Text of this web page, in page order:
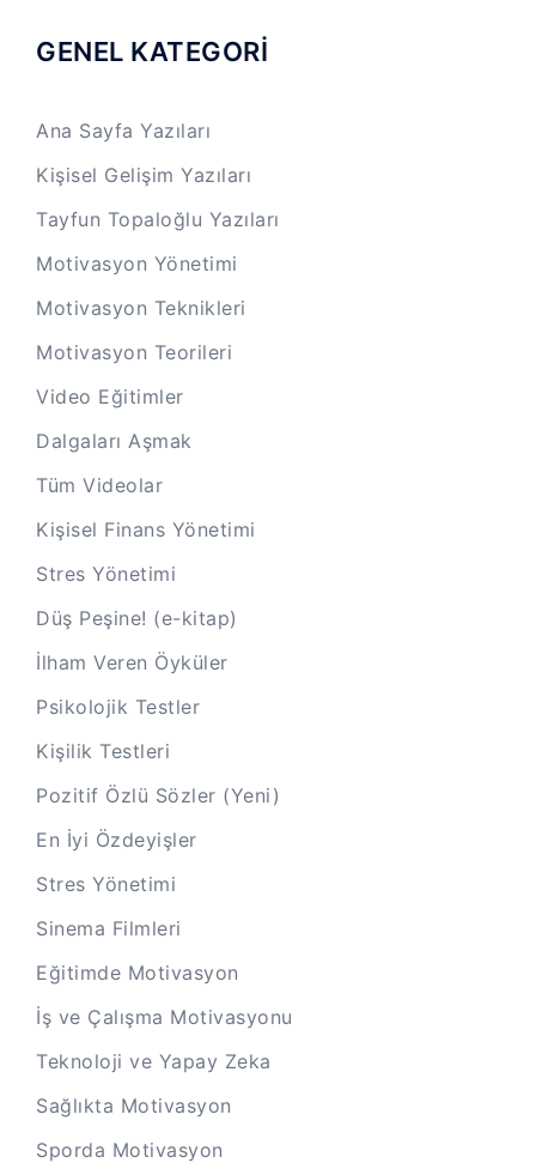
GENEL KATEGORİ
Ana Sayfa Yazıları
Kişisel Gelişim Yazıları
Tayfun Topaloğlu Yazıları
Motivasyon Yönetimi
Motivasyon Teknikleri
Motivasyon Teorileri
Video Eğitimler
Dalgaları Aşmak
Tüm Videolar
Kişisel Finans Yönetimi
Stres Yönetimi
Düş Peşine! (e-kitap)
İlham Veren Öyküler
Psikolojik Testler
Kişilik Testleri
Pozitif Özlü Sözler (Yeni)
En İyi Özdeyişler
Stres Yönetimi
Sinema Filmleri
Eğitimde Motivasyon
İş ve Çalışma Motivasyonu
Teknoloji ve Yapay Zeka
Sağlıkta Motivasyon
Sporda Motivasyon